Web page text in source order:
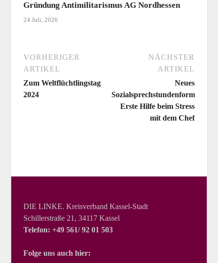
Gründung Antimilitarismus AG Nordhessen
24 Juli, 2026
VORHERIGER
ARTIKEL
Zum Weltflüchtlingstag
2024
NÄCHSTER
ARTIKEL
Neues
Sozialsprechstundenformat:
Erste Hilfe beim Stress
mit dem Chef
DIE LINKE. Kreisverband Kassel-Stadt
Schillerstraße 21, 34117 Kassel
Telefon: +49 561/ 92 01 503
Folge uns auch hier: